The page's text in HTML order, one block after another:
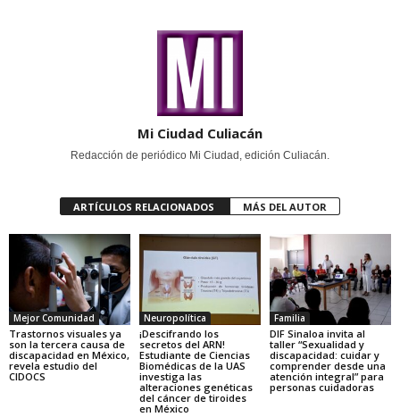
Mi Ciudad Culiacán
Redacción de periódico Mi Ciudad, edición Culiacán.
ARTÍCULOS RELACIONADOS MÁS DEL AUTOR
Mejor Comunidad
Trastornos visuales ya
son la tercera causa de
discapacidad en México,
revela estudio del
CIDOCS
Neuropolítica
¡Descifrando los
secretos del ARN!
Estudiante de Ciencias
Biomédicas de la UAS
investiga las
alteraciones genéticas
del cáncer de tiroides
en México
Familia
DIF Sinaloa invita al
taller “Sexualidad y
discapacidad: cuidar y
comprender desde una
atención integral” para
personas cuidadoras